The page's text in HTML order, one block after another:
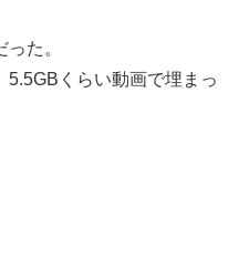
た。
くらい動画で埋まっ